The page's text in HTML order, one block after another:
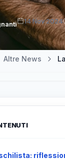
14 Nov 2024
Altre News